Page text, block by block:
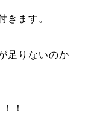
きます。
足りないのか
！